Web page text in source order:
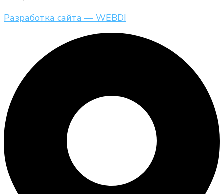
Разработка сайта — WEBDI